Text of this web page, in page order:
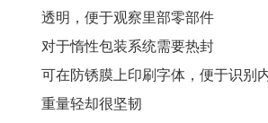
透明，便于观察里部零部件
对于惰性包装系统需要热封
可在防锈膜上印刷字体，便于识别
重量轻却很坚韧